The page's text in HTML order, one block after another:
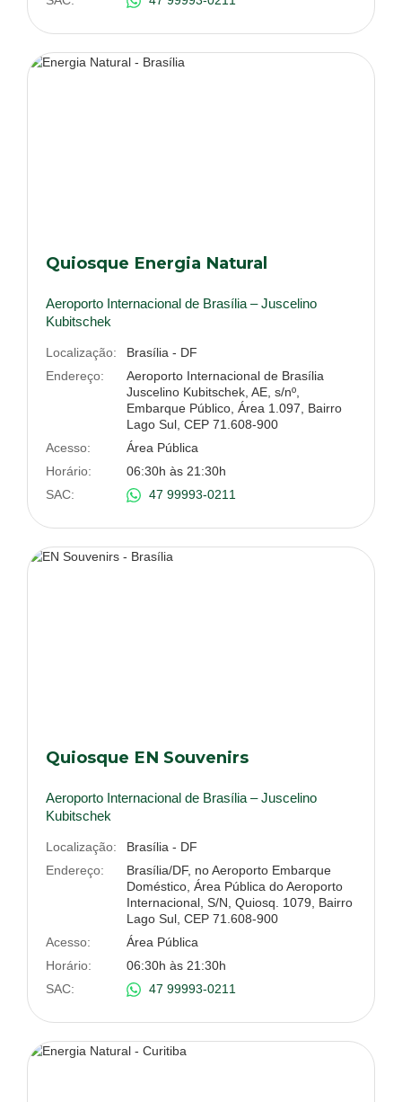
Quiosque Energia Natural
Aeroporto Internacional de Brasília – Juscelino
Kubitschek
Localização:
Brasília - DF
Endereço:
Aeroporto Internacional de Brasília
Juscelino Kubitschek, AE, s/nº,
Embarque Público, Área 1.097, Bairro
Lago Sul, CEP 71.608-900
Acesso:
Área Pública
Horário:
06:30h às 21:30h
SAC:
47 99993-0211
Quiosque EN Souvenirs
Aeroporto Internacional de Brasília – Juscelino
Kubitschek
Localização:
Brasília - DF
Endereço:
Brasília/DF, no Aeroporto Embarque
Doméstico, Área Pública do Aeroporto
Internacional, S/N, Quiosq. 1079, Bairro
Lago Sul, CEP 71.608-900
Acesso:
Área Pública
Horário:
06:30h às 21:30h
SAC:
47 99993-0211